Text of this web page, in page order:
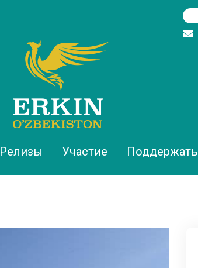
Участие Поддержать